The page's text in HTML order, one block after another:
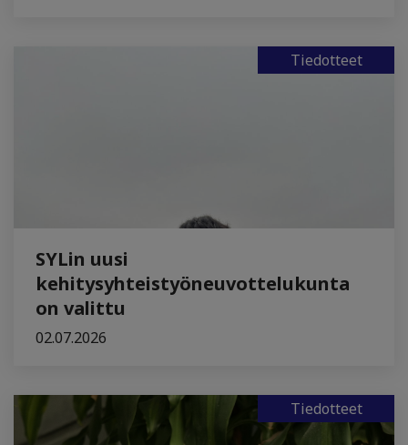
Tiedotteet
SYLin uusi
kehitysyhteistyöneuvottelukunta
on valittu
02.07.2026
Tiedotteet